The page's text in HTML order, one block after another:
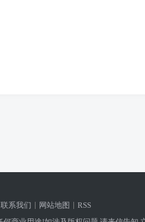
联系我们 网站地图
RSS